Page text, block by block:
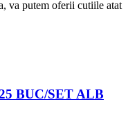
va putem oferii cutiile atat
BUC/SET ALB